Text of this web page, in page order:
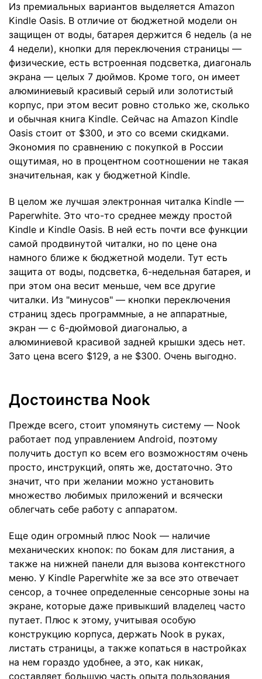
Из премиальных вариантов выделяется Amazon
Kindle Oasis. В отличие от бюджетной модели он
защищен от воды, батарея держится 6 недель (а не
4 недели), кнопки для переключения страницы —
физические, есть встроенная подсветка, диагональ
экрана — целых 7 дюймов. Кроме того, он имеет
алюминиевый красивый серый или золотистый
корпус, при этом весит ровно столько же, сколько
и обычная книга Kindle. Сейчас на Amazon Kindle
Oasis стоит от $300, и это со всеми скидками.
Экономия по сравнению с покупкой в России
ощутимая, но в процентном соотношении не такая
значительная, как у бюджетной Kindle.
В целом же лучшая электронная читалка Kindle —
Paperwhite. Это что-то среднее между простой
Kindle и Kindle Oasis. В ней есть почти все функции
самой продвинутой читалки, но по цене она
намного ближе к бюджетной модели. Тут есть
защита от воды, подсветка, 6-недельная батарея, и
при этом она весит меньше, чем все другие
читалки. Из "минусов" — кнопки переключения
страниц здесь программные, а не аппаратные,
экран — с 6-дюймовой диагональю, а
алюминиевой красивой задней крышки здесь нет.
Зато цена всего $129, а не $300. Очень выгодно.
Достоинства Nook
Прежде всего, стоит упомянуть систему — Nook
работает под управлением Android, поэтому
получить доступ ко всем его возможностям очень
просто, инструкций, опять же, достаточно. Это
значит, что при желании можно установить
множество любимых приложений и всячески
облегчать себе работу с аппаратом.
Еще один огромный плюс Nook — наличие
механических кнопок: по бокам для листания, а
также на нижней панели для вызова контекстного
меню. У Kindle Paperwhite же за все это отвечает
сенсор, а точнее определенные сенсорные зоны на
экране, которые даже привыкший владелец часто
путает. Плюс к этому, учитывая особую
конструкцию корпуса, держать Nook в руках,
листать страницы, а также копаться в настройках
на нем гораздо удобнее, а это, как никак,
составляет большую часть опыта пользования